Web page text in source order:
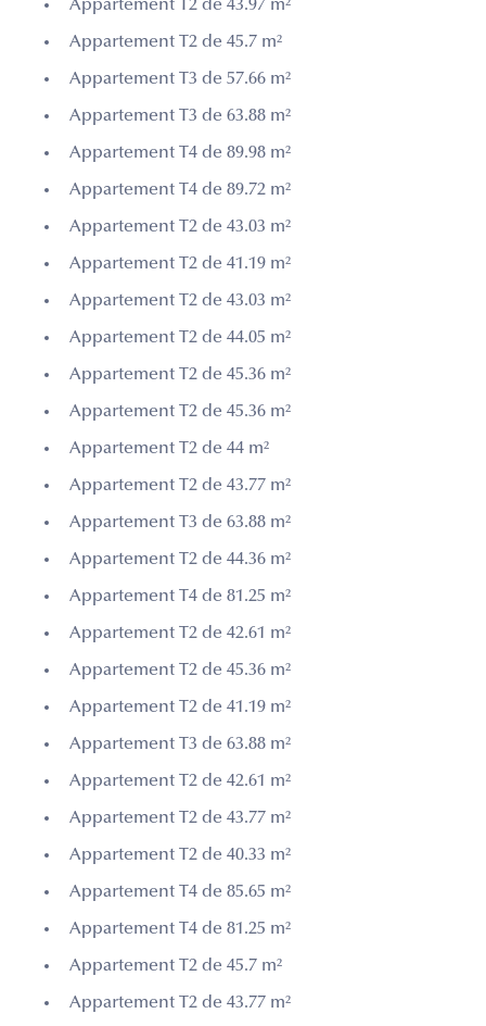
Appartement T2 de 43.97 m²
Appartement T2 de 45.7 m²
Appartement T3 de 57.66 m²
Appartement T3 de 63.88 m²
Appartement T4 de 89.98 m²
Appartement T4 de 89.72 m²
Appartement T2 de 43.03 m²
Appartement T2 de 41.19 m²
Appartement T2 de 43.03 m²
Appartement T2 de 44.05 m²
Appartement T2 de 45.36 m²
Appartement T2 de 45.36 m²
Appartement T2 de 44 m²
Appartement T2 de 43.77 m²
Appartement T3 de 63.88 m²
Appartement T2 de 44.36 m²
Appartement T4 de 81.25 m²
Appartement T2 de 42.61 m²
Appartement T2 de 45.36 m²
Appartement T2 de 41.19 m²
Appartement T3 de 63.88 m²
Appartement T2 de 42.61 m²
Appartement T2 de 43.77 m²
Appartement T2 de 40.33 m²
Appartement T4 de 85.65 m²
Appartement T4 de 81.25 m²
Appartement T2 de 45.7 m²
Appartement T2 de 43.77 m²